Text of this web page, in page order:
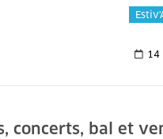
14
concerts, bal et